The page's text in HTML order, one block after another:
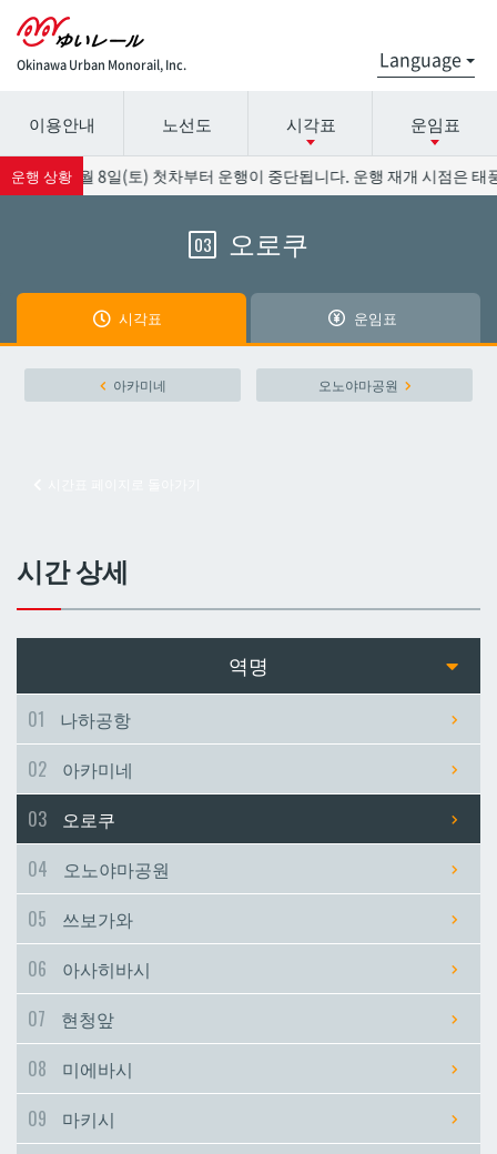
Okinawa Urban Monorail, Inc.
시간표 세부 정보의 방송국 이름을 선택하십시오.
나하공항
아사토
시립병원앞
요금표에 대한 자세한 내용은 역 이름을 선택하십시오.
나하공항
아사토
시립병원앞
이용안내 노선도 시각표 운임표
운행 상황
향으로 8월 8일(토) 첫차부터 운행이 중단됩니다. 운행 재개 시점은 태
03 오로쿠
시각표 운임표
아카미네 오노야마공원
시간 상세
역명
01
나하공항
02
아카미네
03
오로쿠
04
오노야마공원
05
쓰보가와
06
아사히바시
07
현청앞
08
미에바시
09
마키시